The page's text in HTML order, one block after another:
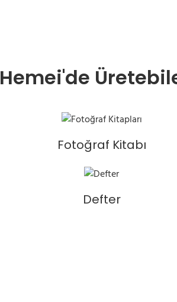
Hemei'de
Fotoğraf Kitabı
Defter